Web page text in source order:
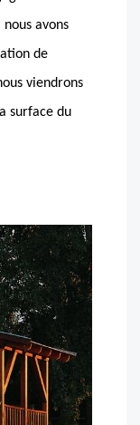
avons
de
viendrons
surface du